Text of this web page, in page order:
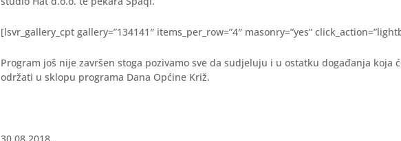
[lsvr_gallery_cpt gallery=”134141″ items_per_row=”4″ masonry=”yes”
Program još nije završen stoga pozivamo sve da sudjeluju i u ostatku događanja koja
održati u sklopu programa Dana Općine Križ.